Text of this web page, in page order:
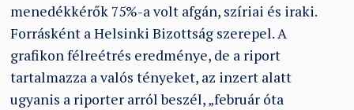
menedékkérők 75%-a volt afgán, szíriai és iraki.
Forrásként a Helsinki Bizottság szerepel. A
grafikon félreétrés eredménye, de a riport
tartalmazza a valós tényeket, az inzert alatt
ugyanis a riporter arról beszél, „február óta